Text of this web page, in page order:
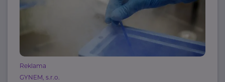
Reklama
GYNEM, s.r.o.